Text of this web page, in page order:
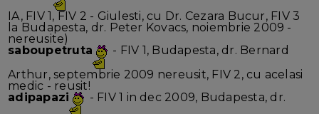
IA, FIV 1, FIV 2 - Giulesti, cu Dr. Cezara Bucur, FIV 3
la Budapesta, dr. Peter Kovacs, noiembrie 2009 -
nereusite)
saboupetruta
- FIV 1, Budapesta, dr. Bernard
Arthur, septembrie 2009 nereusit, FIV 2, cu acelasi
medic - reusit!
adipapazi
- FIV 1 in dec 2009, Budapesta, dr.